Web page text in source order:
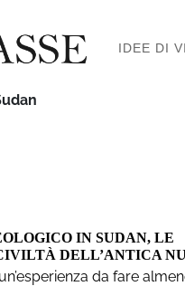
IDEE DI
IN SUDAN, LE
DELL’ANTICA
da fare